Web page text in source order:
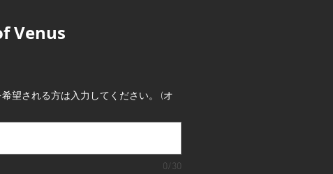
Venus
望される方は入力してください。 (オ
0/30